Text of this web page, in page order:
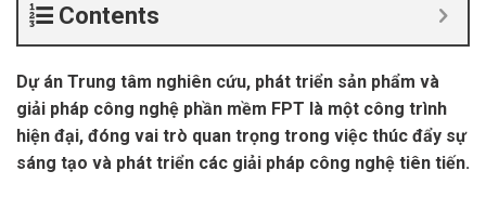
Contents
Dự án Trung tâm nghiên cứu, phát triển sản phẩm và
giải pháp công nghệ phần mềm FPT là một công trình
hiện đại, đóng vai trò quan trọng trong việc thúc đẩy sự
sáng tạo và phát triển các giải pháp công nghệ tiên tiến.